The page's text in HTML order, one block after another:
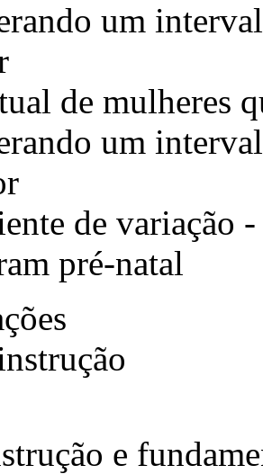
um
de mulheres
um
de variação
pré-natal
e